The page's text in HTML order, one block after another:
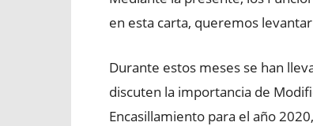
en esta carta, queremos
Durante estos meses se han
discuten la importancia de
Encasillamiento para el año